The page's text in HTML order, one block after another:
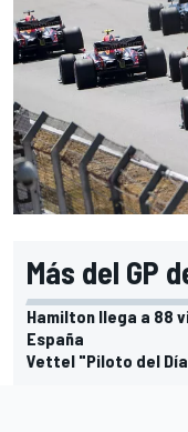
Más del GP
Hamilton llega a 88
España
Vettel "Piloto del